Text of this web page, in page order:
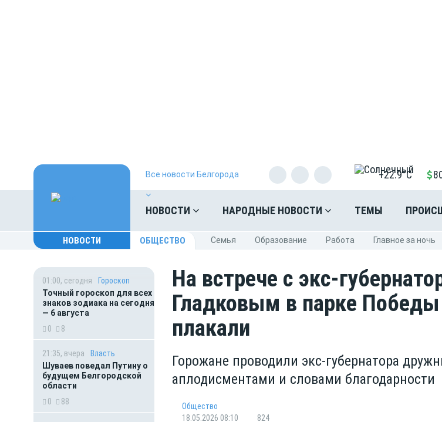
Все новости Белгорода +22.9°C
НОВОСТИ НАРОДНЫЕ НОВОСТИ ТЕМЫ
НОВОСТИ ОБЩЕСТВО Cемья Oбразование Pабота Главное за ночь
01:00, сегодня
Гороскоп
Точный гороскоп для всех
знаков зодиака на сегодня
— 6 августа
0
8
21:35, вчера
Власть
Шуваев поведал Путину о
будущем Белгородской
области
0
88
На встрече с экс-
Гладковым в парке
плакали
Горожане проводили экс-губернатора
аплодисментами и словами благодарности
Общество
18.05.2026 08:10
824